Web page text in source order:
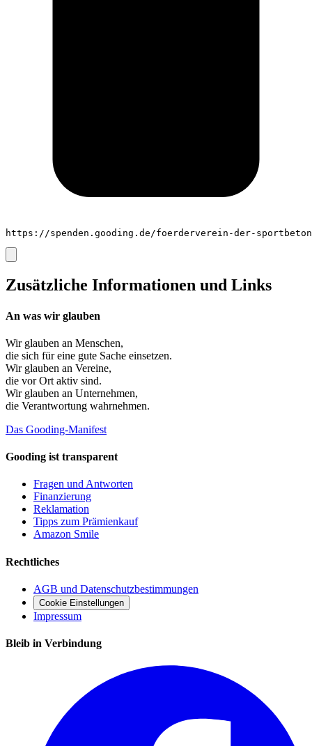
https://spenden.gooding.de/foerderverein-der-
Zusätzliche Informationen und Links
An was wir glauben
Wir glauben an Menschen,
die sich für eine gute Sache einsetzen.
Wir glauben an Vereine,
die vor Ort aktiv sind.
Wir glauben an Unternehmen,
die Verantwortung wahrnehmen.
Das Gooding-Manifest
Gooding ist transparent
Fragen und Antworten
Finanzierung
Reklamation
Tipps zum Prämienkauf
Amazon Smile
Rechtliches
AGB und Datenschutzbestimmungen
Cookie Einstellungen
Impressum
Bleib in Verbindung